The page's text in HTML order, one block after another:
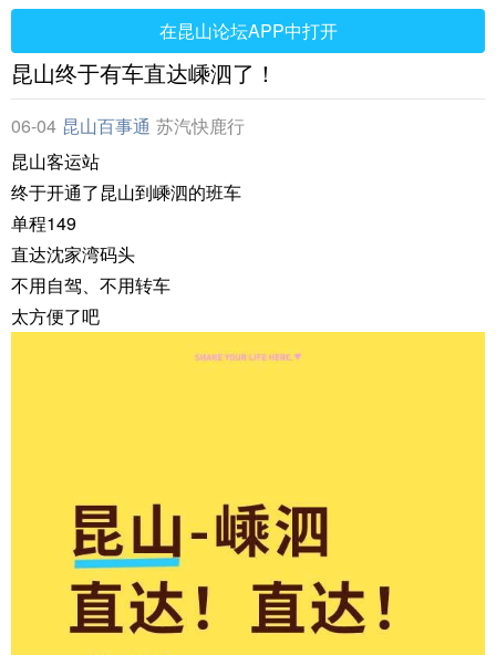
在昆山论坛APP中打开
昆山终于有车直达嵊泗了！
06-04 昆山百事通 苏汽快鹿行
昆山客运站
终于开通了昆山到嵊泗的班车
单程149
直达沈家湾码头
不用自驾、不用转车
太方便了吧